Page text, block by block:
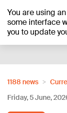
You are using
some interface
you to update
1188 news
Friday, 5 June,